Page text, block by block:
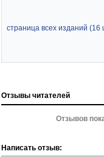
страница всех изданий (16
Отзывы читателей
Отзывов
Написать отзыв: